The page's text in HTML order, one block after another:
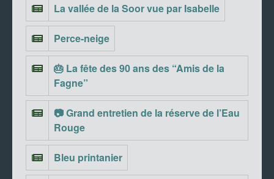
La vallée de la Soor vue par Isabelle
Perce-neige
🎂 La fête des 90 ans des “Amis de la
Fagne”
📷 Grand entretien de la réserve de l’Eau
Rouge
Bleu printanier